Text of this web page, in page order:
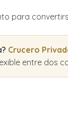
para
Crucero
entre dos